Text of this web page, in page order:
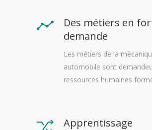
Des métiers en
demande
Les métiers de la
automobile sont
ressources humaines
Apprentissage